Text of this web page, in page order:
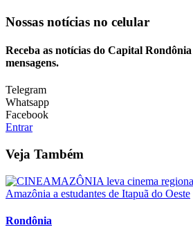
Nossas notícias no celular
Receba as notícias do Capital
mensagens.
Telegram
Whatsapp
Facebook
Entrar
Veja Também
Rondônia